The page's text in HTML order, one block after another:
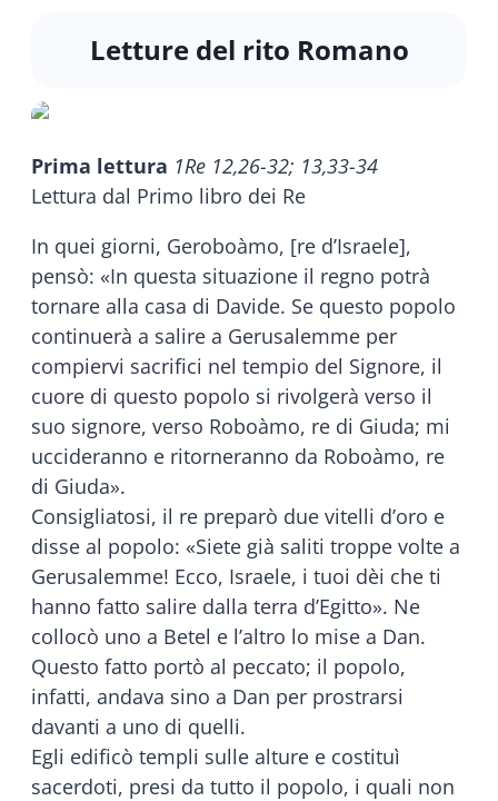
Letture del rito Romano
Prima lettura 1Re 12,26-32; 13,33-34
Lettura dal Primo libro dei Re
In quei giorni, Geroboàmo, [re d’Israele],
pensò: «In questa situazione il regno potrà
tornare alla casa di Davide. Se questo popolo
continuerà a salire a Gerusalemme per
compiervi sacrifici nel tempio del Signore, il
cuore di questo popolo si rivolgerà verso il
suo signore, verso Roboàmo, re di Giuda; mi
uccideranno e ritorneranno da Roboàmo, re
di Giuda».
Consigliatosi, il re preparò due vitelli d’oro e
disse al popolo: «Siete già saliti troppe volte a
Gerusalemme! Ecco, Israele, i tuoi dèi che ti
hanno fatto salire dalla terra d’Egitto». Ne
collocò uno a Betel e l’altro lo mise a Dan.
Questo fatto portò al peccato; il popolo,
infatti, andava sino a Dan per prostrarsi
davanti a uno di quelli.
Egli edificò templi sulle alture e costituì
sacerdoti, presi da tutto il popolo, i quali non